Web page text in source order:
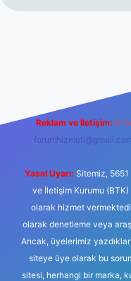
Reklam ve İletişim: E-
Yasal Uyarı: Sitemiz,
ve İletişim Kurumu (BTK)
olarak hizmet
olarak denetleme veya
Ancak, üyelerimiz
siteye üye olarak bu
sitesi, herhangi bir marka,